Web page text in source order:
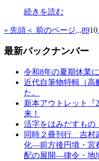
続きを読む
« 先頭 ＜ 前のページ...8910
最新バックナンバー
令和8年の夏期休業
近代自筆物特輯（高
た。
新本アウトレット『
来！
活字をはみだすもの
同時２冊刊行 吉村
化—前方後円墳・宮
配の展開—律令・地